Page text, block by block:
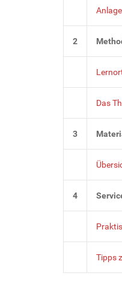
Anlage
2
Das
3
4
Tipps